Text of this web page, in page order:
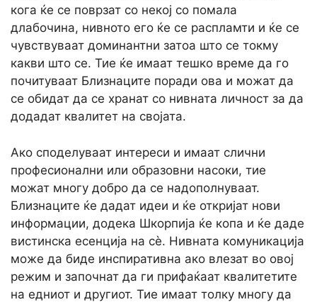
кога ќе се поврзат со некој со помала
длабочина, нивното его ќе се распламти и ќе се
чувствуваат доминантни затоа што се токму
какви што се. Тие ќе имаат тешко време да го
почитуваат Близнаците поради ова и можат да
се обидат да се хранат со нивната личност за да
додадат квалитет на својата.
Ако споделуваат интереси и имаат слични
професионални или образовни насоки, тие
можат многу добро да се надополнуваат.
Близнаците ќе дадат идеи и ќе откријат нови
информации, додека Шкорпија ќе копа и ќе даде
вистинска есенција на сè. Нивната комуникација
може да биде инспиративна ако влезат во овој
режим и започнат да ги прифаќаат квалитетите
на едниот и другиот. Тие имаат толку многу да